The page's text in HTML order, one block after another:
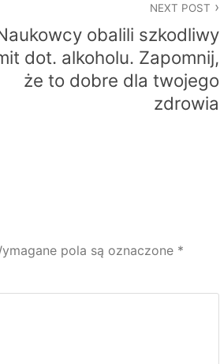
NEXT POST
obalili szkodliwy
dot. alkoholu. Zapomnij,
że to dobre dla twojego
zdrowia
pola są oznaczone *